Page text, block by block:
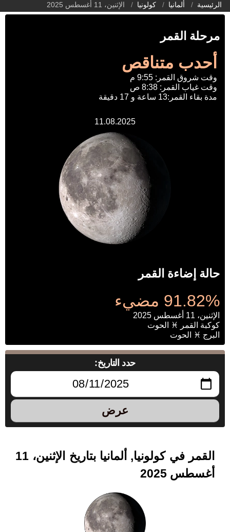
الرئيسية ألمانيا كولونيا الإثنين، 11 أغسطس 2025
مرحلة القمر
أحدب متناقص
وقت شروق القمر: 9:55 م
وقت غياب القمر: 8:38 ص
مدة بقاء القمر:13 ساعة و 17 دقيقة
11.08.2025
حالة إضاءة القمر
91.82% مضيء
الإثنين، 11 أغسطس 2025
كوكبة القمر ♓ الحوت
البرج ♓ الحوت
حدد التاريخ:
عرض
القمر في كولونيا, ألمانيا بتاريخ الإثنين، 11
أغسطس 2025